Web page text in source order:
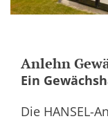
Anlehn
Ein
Die HANSEL-